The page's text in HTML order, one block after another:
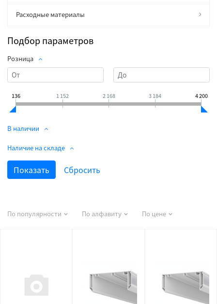
Расходные материалы
Подбор параметров
Розница
136 1 152 2 168 3 184 4 200
В наличии
Наличие на складе
По популярности По алфавиту По цене